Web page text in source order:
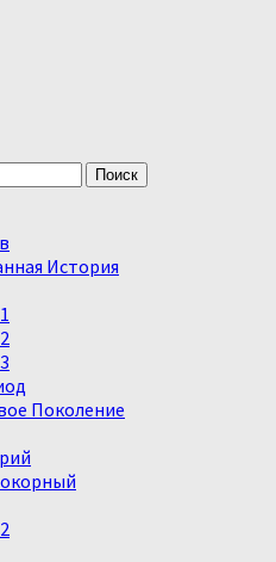
История
Поколение